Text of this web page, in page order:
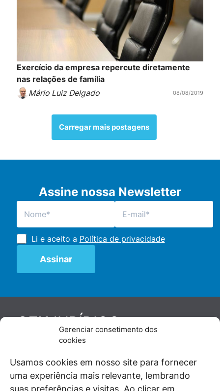
Gerenciar consetimento dos
cookies
Usamos cookies em nosso site para fornecer
uma experiência mais relevante, lembrando
suas preferências e visitas. Ao clicar em
Exercício da empresa repercute diretamente
nas relações de família
Mário Luiz Delgado
08/08/2019
Carregar mais postagens
Assine nossa Newsletter
Li e aceito a Política de privacidade
GENJURÍDICO
De maneira independente, os autores e
juristas e doutrinadores nacionais, se posicionam
diante de questões relevantes do cotidiano e
universo jurídico.